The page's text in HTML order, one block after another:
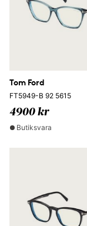
Tom Ford
FT5949-B 92 5615
4900 kr
Butiksvara